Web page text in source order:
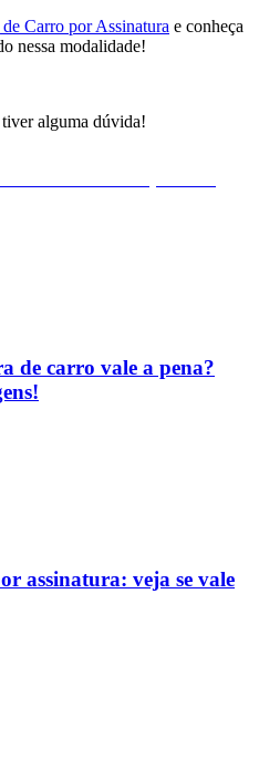
Carro por Assinatura e conheça
nessa modalidade!
alguma dúvida!
de carro vale a pena?
assinatura: veja se vale